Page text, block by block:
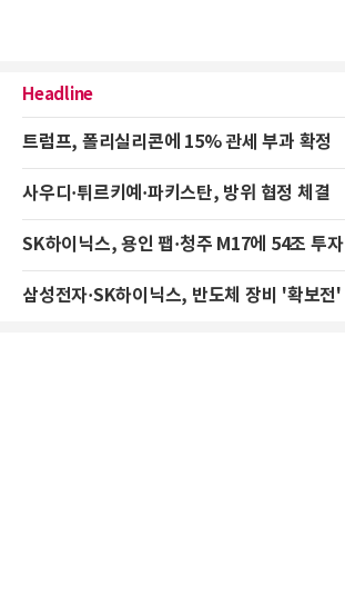
Headline
트럼프, 폴리실리콘에 15% 관세 부과 확정
사우디·튀르키예·파키스탄, 방위 협정 체결
SK하이닉스, 용인 팹·청주 M17에 54조 투자
삼성전자·SK하이닉스, 반도체 장비 '확보전'